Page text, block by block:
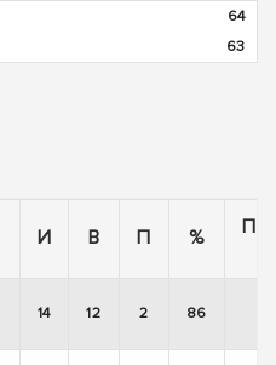
64
63
И В П %
14 12 2 86